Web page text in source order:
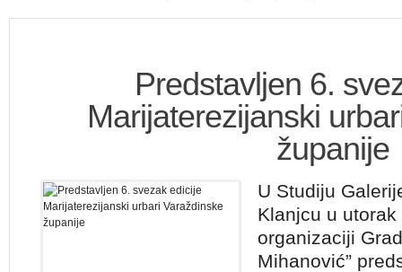
Predstavljen 6.
Marijaterezijanski
županije
U Studiju
Klanjcu u
organizaciji
Mihanović”